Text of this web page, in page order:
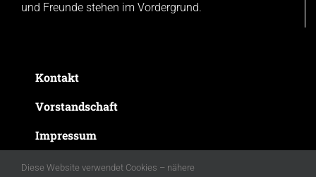
und Freunde stehen im Vordergrund.
Kontakt
Vorstandschaft
Impressum
Datenschutzerklärung
Diese Website verwendet Cookies – nähere